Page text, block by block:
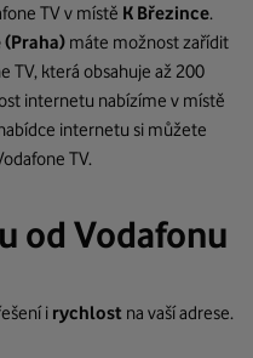
TV v místě K Březince.
(Praha) máte možnost zařídit
TV, která obsahuje až 200
internetu nabízíme v místě
internetu si můžete
TV.
od Vodafonu
i rychlost na vaší adrese.